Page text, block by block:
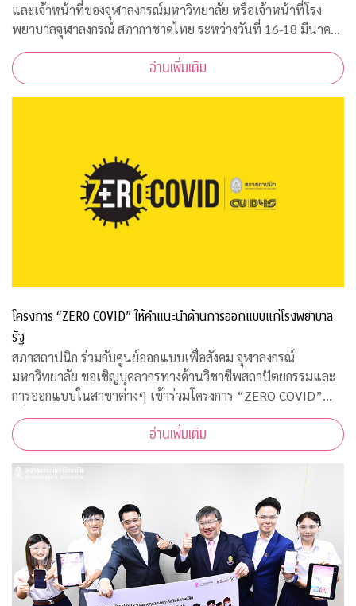
และเจ้าหน้าที่ของจุฬาลงกรณ์มหาวิทยาลัย หรือเจ้าหน้าที่โรง
พยาบาลจุฬาลงกรณ์ สภากาชาดไทย ระหว่างวันที่ 16-18 มีนาคม
2563 เวลา 08.00-15.00 ณ ฝ่ายธนาคารเลือด ชั้น 3B อาคารภูมิสิ
ริมังคลานุสรณ์ รพ.จุฬาลงกรอ่านเพิ่มเติม
โครงการ “ZERO COVID” ให้คำแนะนำด้านการออกแบบแก่โรงพยาบาล
รัฐ
สภาสถาปนิก ร่วมกับศูนย์ออกแบบเพื่อสังคม จุฬาลงกรณ์
มหาวิทยาลัย ขอเชิญบุคลากรทางด้านวิชาชีพสถาปัตยกรรมและ
การออกแบบในสาขาต่างๆ เข้าร่วมโครงการ “ZERO COVID”
เพื่อให้ความช่วยเหลือด้านการออกแบบแก่โรงพยาบาลของรัฐ
พร้อมคำแนะนำการออกแบบสถานที่รองรับผู้ป่วยจากเชื้อ
อ่านเพิ่มเติม